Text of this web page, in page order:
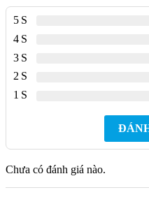
Đặc điểm nổi bật
Vitaly Ariston
Thiết kế tinh tế và hiện đại:
nhã, phù hợp với nhiều
Phù hợp với vùng khí hậu
máy nước nóng Ariston
5
4
3
2
1
Chưa có đánh giá nào.